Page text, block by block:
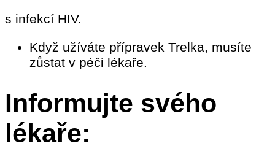
s infekcí HIV.
Když užíváte přípravek Trelka, musíte
zůstat v péči lékaře.
Informujte svého
lékaře: